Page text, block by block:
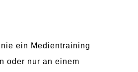
ein Medientraining
oder nur an einem